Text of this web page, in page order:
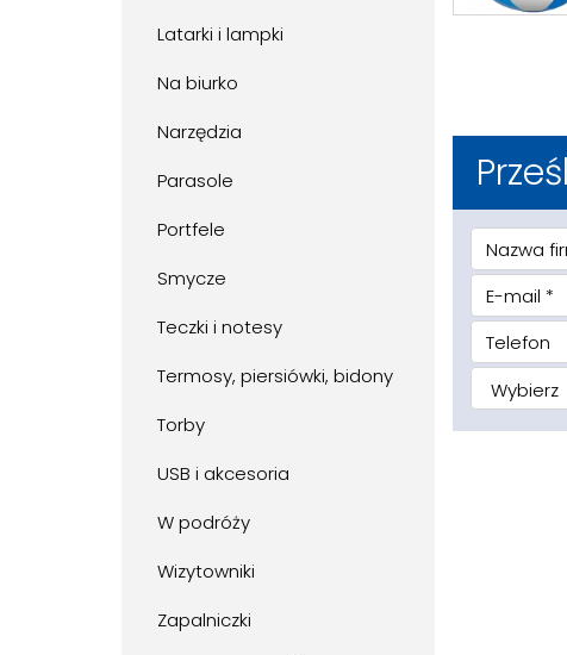
Latarki i lampki
Na biurko
Narzędzia
Parasole
Portfele
Smycze
Teczki i notesy
Termosy, piersiówki, bidony
Torby
USB i akcesoria
W podróży
Wizytowniki
Zapalniczki